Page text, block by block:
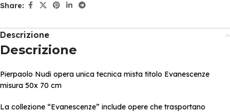
Share:
Descrizione
Descrizione
Pierpaolo Nudi opera unica tecnica mista titolo Evanescenze
misura 50x 70 cm
La collezione “Evanescenze” include opere che trasportano